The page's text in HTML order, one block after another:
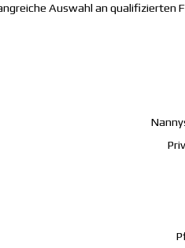
Auswahl an qualifizierten